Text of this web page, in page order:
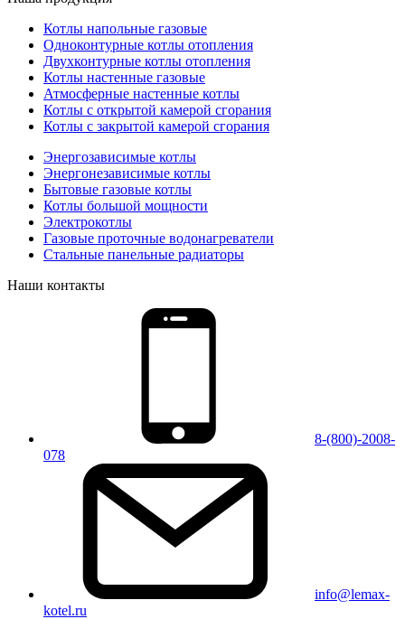
Котлы напольные газовые
Одноконтурные котлы отопления
Двухконтурные котлы отопления
Котлы настенные газовые
Атмосферные настенные котлы
Котлы с открытой камерой сгорания
Котлы с закрытой камерой сгорания
Энергозависимые котлы
Энергонезависимые котлы
Бытовые газовые котлы
Котлы большой мощности
Электрокотлы
Газовые проточные водонагреватели
Стальные панельные радиаторы
Наши контакты
8-(800)-2008-
078
info@lemax-
kotel.ru